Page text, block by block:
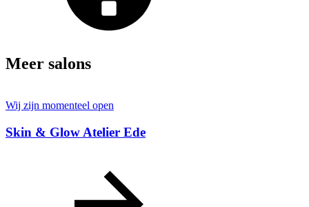
Meer salons
Wij zijn momenteel open
Skin & Glow Atelier Ede